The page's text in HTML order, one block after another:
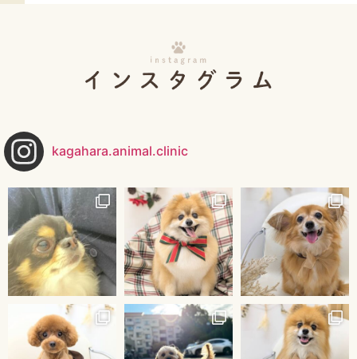
kagahara.animal.clinic